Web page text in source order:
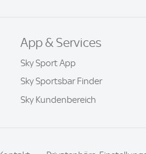
App & Services
Sky Sport App
Sky Sportsbar Finder
Sky Kundenbereich